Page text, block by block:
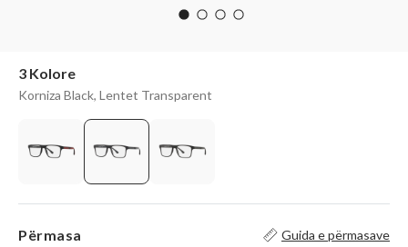
3 Kolore
Korniza Black, Lentet Transparent
Përmasa Guida e përmasave